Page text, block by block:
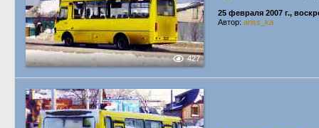
427
25 февраля 2007 г.,
Автор: ariss_ka